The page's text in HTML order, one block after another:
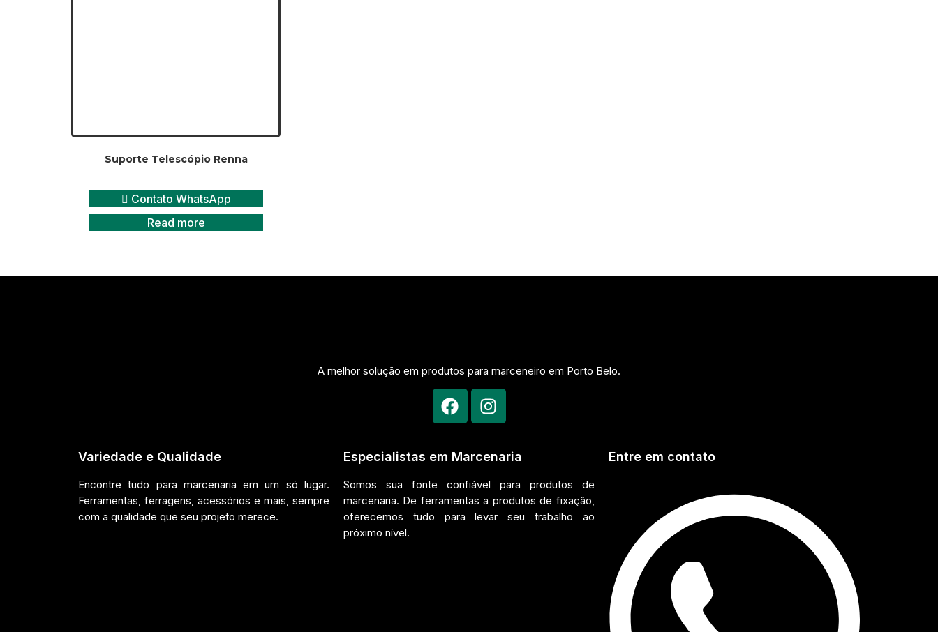
Suporte Telescópio Renna
Contato WhatsApp
Read more
A melhor solução em produtos para marceneiro em Porto Belo.
Variedade e Qualidade
Encontre tudo para marcenaria em um só lugar.
Ferramentas, ferragens, acessórios e mais, sempre
com a qualidade que seu projeto merece.
Especialistas em Marcenaria
Somos sua fonte confiável para produtos de
marcenaria. De ferramentas a produtos de fixação,
oferecemos tudo para levar seu trabalho ao
próximo nível.
Entre em contato